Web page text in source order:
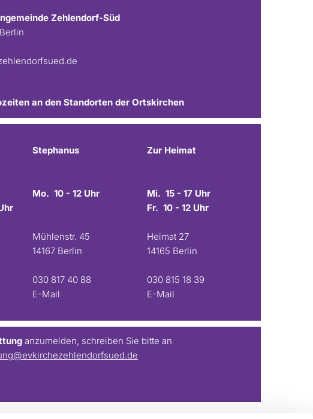
Zehlendorf-Süd
an den Standorten der Ortskirchen
Stephanus
Mo. 10 - 12 Uhr
Mühlenstr. 45
14167 Berlin
030 817 40 88
E-Mail
Zur Heimat
Mi. 15 - 17 Uhr
Fr. 10 - 12 Uhr
Heimat 27
14165 Berlin
030 815 18 39
E-Mail
anzumelden, schreiben Sie bitte an